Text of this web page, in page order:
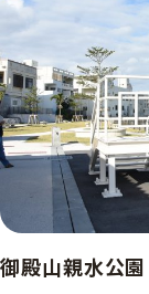
御殿山親水公園